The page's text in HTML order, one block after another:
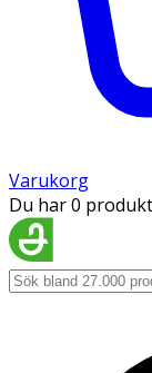
Varukorg
Du har 0